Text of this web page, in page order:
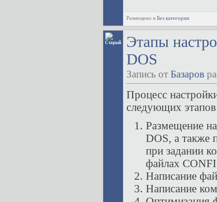
Размещено в Без категории
Этапы
DOS
Запись от Базаров
Процесс
следующих
Размещение
DOS, а также
при задании
файлах
Написание
Написание